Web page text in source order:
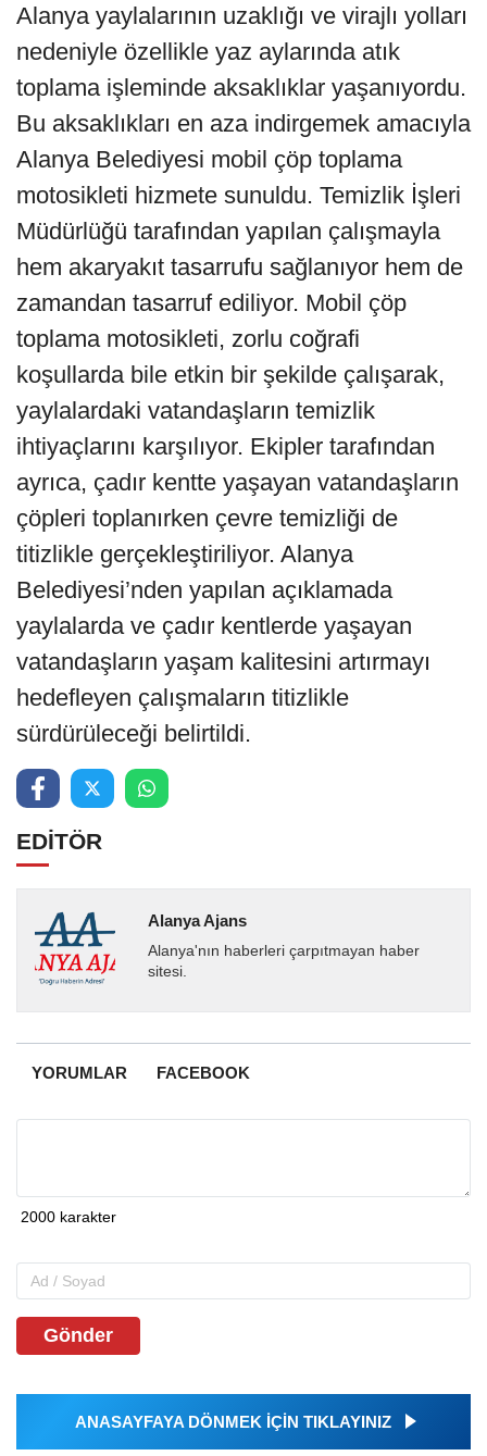
Alanya yaylalarının uzaklığı ve virajlı yolları
nedeniyle özellikle yaz aylarında atık
toplama işleminde aksaklıklar yaşanıyordu.
Bu aksaklıkları en aza indirgemek amacıyla
Alanya Belediyesi mobil çöp toplama
motosikleti hizmete sunuldu. Temizlik İşleri
Müdürlüğü tarafından yapılan çalışmayla
hem akaryakıt tasarrufu sağlanıyor hem de
zamandan tasarruf ediliyor. Mobil çöp
toplama motosikleti, zorlu coğrafi
koşullarda bile etkin bir şekilde çalışarak,
yaylalardaki vatandaşların temizlik
ihtiyaçlarını karşılıyor. Ekipler tarafından
ayrıca, çadır kentte yaşayan vatandaşların
çöpleri toplanırken çevre temizliği de
titizlikle gerçekleştiriliyor. Alanya
Belediyesi’nden yapılan açıklamada
yaylalarda ve çadır kentlerde yaşayan
vatandaşların yaşam kalitesini artırmayı
hedefleyen çalışmaların titizlikle
sürdürüleceği belirtildi.
EDİTÖR
Alanya Ajans
Alanya'nın haberleri çarpıtmayan haber
sitesi.
YORUMLAR FACEBOOK
Gönder
ANASAYFAYA DÖNMEK İÇİN TIKLAYINIZ